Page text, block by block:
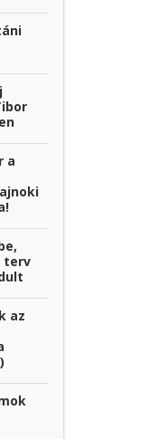
a
terv
az